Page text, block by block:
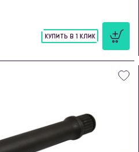
КУПИТЬ В 1 КЛИК